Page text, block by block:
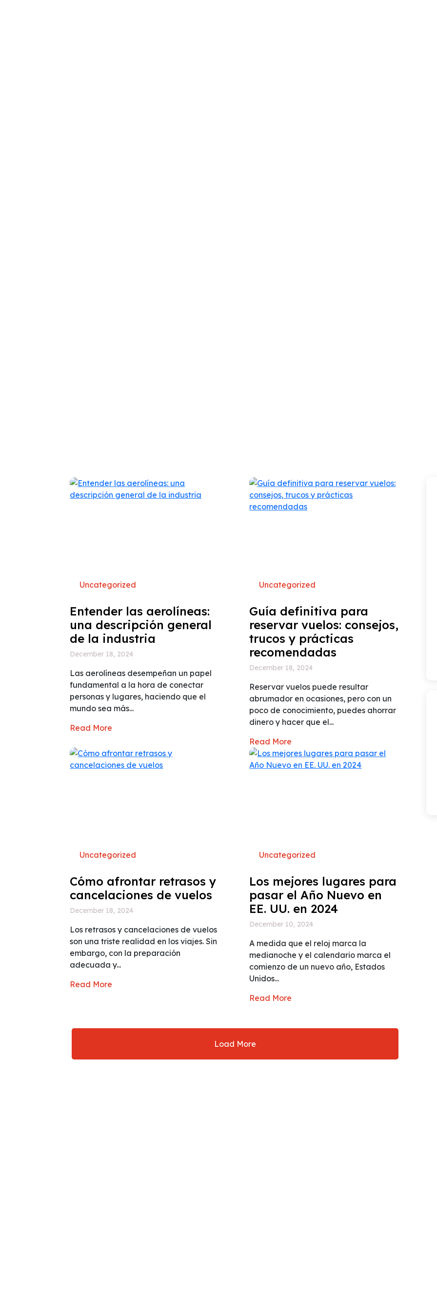
Uncategorized
Entender las aerolíneas:
una descripción general
de la industria
December 18, 2024
Las aerolíneas desempeñan un papel
fundamental a la hora de conectar
personas y lugares, haciendo que el
mundo sea más...
Read More
Uncategorized
Guía definitiva para
reservar vuelos: consejos,
trucos y prácticas
recomendadas
December 18, 2024
Reservar vuelos puede resultar
abrumador en ocasiones, pero con un
poco de conocimiento, puedes ahorrar
dinero y hacer que el...
Read More
Uncategorized
Cómo afrontar retrasos y
cancelaciones de vuelos
December 18, 2024
Los retrasos y cancelaciones de vuelos
son una triste realidad en los viajes. Sin
embargo, con la preparación
adecuada y...
Read More
Uncategorized
Los mejores lugares para
pasar el Año Nuevo en
EE. UU. en 2024
December 10, 2024
A medida que el reloj marca la
medianoche y el calendario marca el
comienzo de un nuevo año, Estados
Unidos...
Read More
Load More